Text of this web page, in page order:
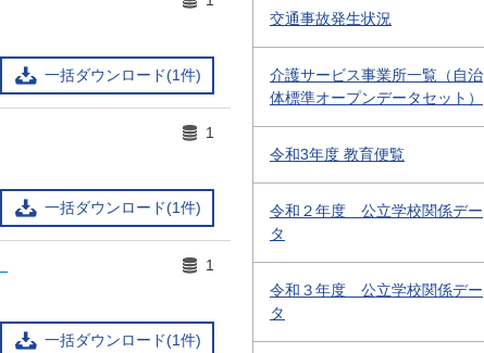
一括ダウンロード(1件)
一括ダウンロード(1件)
1
一括ダウンロード(1件)
1
交通事故発生状況
介護サービス事業所一覧（自治
体標準オープンデータセット）
令和3年度 教育便覧
令和２年度 公立学校関係デー
タ
令和３年度 公立学校関係デー
タ